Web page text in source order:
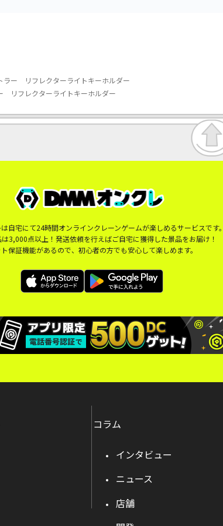
ラー リフレクターライトキーホルダー
リフレクターライトキーホルダー
自宅にて24時間オンラインクレーンゲームが楽しめるサービスです
3,000点以上！発送依頼を行えばご自宅に獲得した景品をお届け！
保証機能があるので、初心者の方でも安心して楽しめます。
コラム
インタビュー
ニュース
店舗